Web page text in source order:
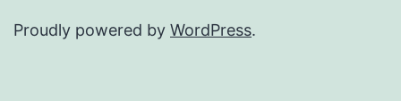
Proudly powered by WordPress.